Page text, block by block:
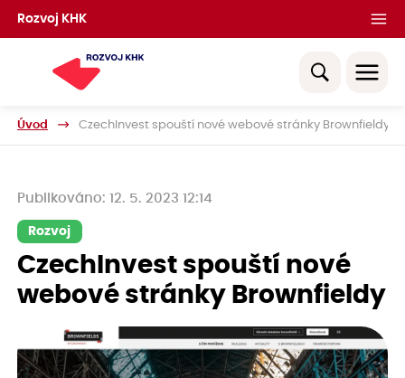
Rozvoj KHK
Úvod CzechInvest spouští nové webové stránky Brownfieldy
Publikováno: 12. 5. 2023 12:14
Rozvoj
CzechInvest spouští nové
webové stránky Brownfieldy